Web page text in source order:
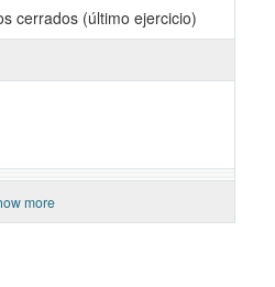
cerrados (último ejercicio)
more